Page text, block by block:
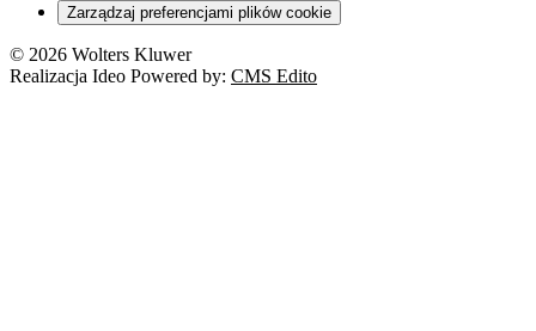
Zarządzaj preferencjami plików cookie
© 2026 Wolters Kluwer
Realizacja Ideo Powered by: CMS Edito